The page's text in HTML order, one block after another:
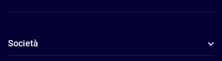
Società